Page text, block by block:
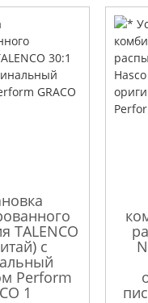
TALENCO
с
Perform
1